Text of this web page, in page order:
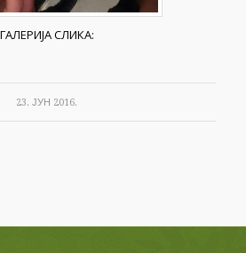
ГАЛЕРИЈА СЛИКА:
23. ЈУН 2016.